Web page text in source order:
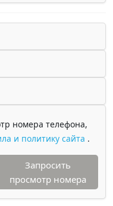
номера телефона,
и политику сайта .
Запросить
просмотр номера